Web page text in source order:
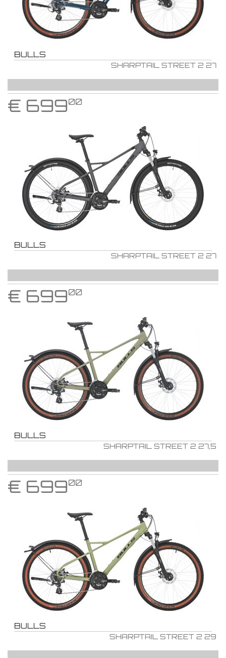
BULLS
SHARPTAIL STREET 2 27
€ 69900
BULLS
SHARPTAIL STREET 2 27
€ 69900
BULLS
SHARPTAIL STREET 2 27,5
€ 69900
BULLS
SHARPTAIL STREET 2 29